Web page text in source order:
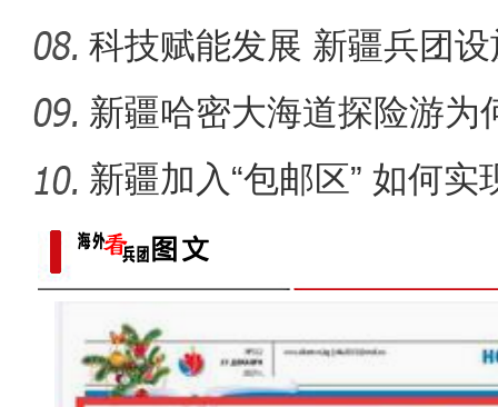
科技赋能发展 新疆兵团设
新疆哈密大海道探险游为
新疆加入“包邮区” 如何